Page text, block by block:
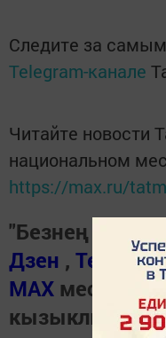
Следите за
Telegram-канале
Читайте новости
национальном
https://max.ru/
"Безнең
Дзен ,
МАХ
кызыклы